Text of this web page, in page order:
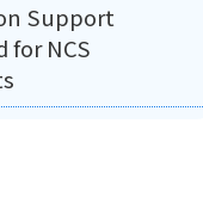
Support
for NCS